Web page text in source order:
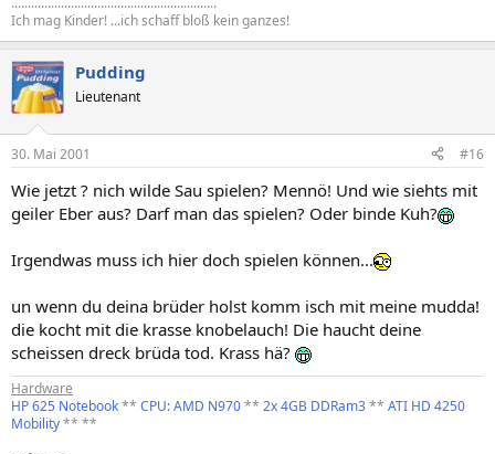
Ich mag Kinder! ...ich schaff bloß kein ganzes!
Pudding
Lieutenant
30. Mai 2001 #16
Wie jetzt ? nich wilde Sau spielen? Mennö! Und wie siehts mit
geiler Eber aus? Darf man das spielen? Oder binde Kuh?
Irgendwas muss ich hier doch spielen können...
un wenn du deina brüder holst komm isch mit meine mudda!
die kocht mit die krasse knobelauch! Die haucht deine
scheissen dreck brüda tod. Krass hä?
Hardware
HP 625 Notebook** CPU: AMD N970** 2x 4GB DDRam3** ATI HD 4250
Mobility** **